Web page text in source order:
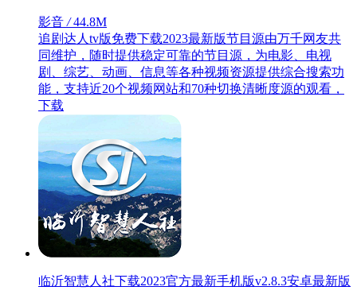
影音 /44.8M
追剧达人tv版免费下载2023最新版节目源由万千网友共
同维护，随时提供稳定可靠的节目源，为电影、电视
剧、综艺、动画、信息等各种视频资源提供综合搜索功
能，支持近20个视频网站和70种切换清晰度源的观看，
下载
临沂智慧人社下载2023官方最新手机版v2.8.3安卓最新版